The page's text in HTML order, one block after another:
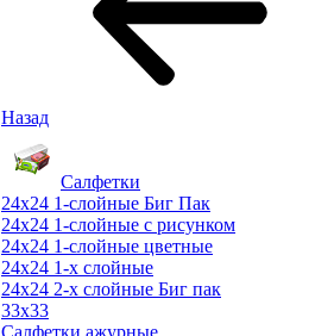
Назад
Салфетки
24х24 1-слойные Биг Пак
24х24 1-слойные с рисунком
24х24 1-слойные цветные
24х24 1-х слойные
24х24 2-х слойные Биг пак
33х33
Салфетки ажурные